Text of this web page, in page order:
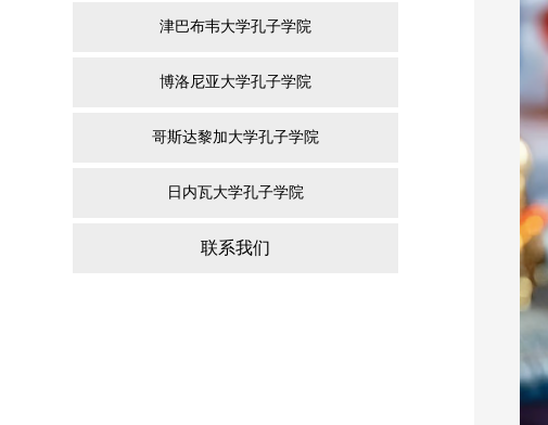
津巴布韦大学孔子学院
博洛尼亚大学孔子学院
哥斯达黎加大学孔子学院
日内瓦大学孔子学院
联系我们